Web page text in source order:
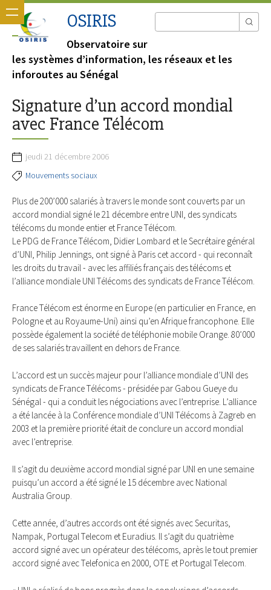
OSIRIS
Observatoire sur
les systèmes d’information, les réseaux et les
inforoutes au Sénégal
Signature d’un accord mondial
avec France Télécom
jeudi 21 décembre 2006
Mouvements sociaux
Plus de 200’000 salariés à travers le monde sont couverts par un
accord mondial signé le 21 décembre entre UNI, des syndicats
télécoms du monde entier et France Télécom.
Le PDG de France Télécom, Didier Lombard et le Secrétaire général
d’UNI, Philip Jennings, ont signé à Paris cet accord - qui reconnaît
les droits du travail - avec les affiliés français des télécoms et
l’alliance mondiale UNI Télécoms des syndicats de France Télécom.
France Télécom est énorme en Europe (en particulier en France, en
Pologne et au Royaume-Uni) ainsi qu’en Afrique francophone. Elle
possède également la société de téléphonie mobile Orange. 80’000
de ses salariés travaillent en dehors de France.
L’accord est un succès majeur pour l’alliance mondiale d’UNI des
syndicats de France Télécoms - présidée par Gabou Gueye du
Sénégal - qui a conduit les négociations avec l’entreprise. L’alliance
a été lancée à la Conférence mondiale d’UNI Télécoms à Zagreb en
2003 et la première priorité était de conclure un accord mondial
avec l’entreprise.
Il s’agit du deuxième accord mondial signé par UNI en une semaine
puisqu’un accord a été signé le 15 décembre avec National
Australia Group.
Cette année, d’autres accords ont été signés avec Securitas,
Nampak, Portugal Telecom et Euradius. Il s’agit du quatrième
accord signé avec un opérateur des télécoms, après le tout premier
accord signé avec Telefonica en 2000, OTE et Portugal Telecom.